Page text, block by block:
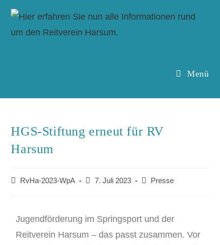
Menü
HGS-Stiftung erneut für RV
Harsum
RvHa-2023-WpA 7. Juli 2023 Presse
Jugendförderung im Springsport und der
Reitverein Harsum – das passt zusammen. Vor